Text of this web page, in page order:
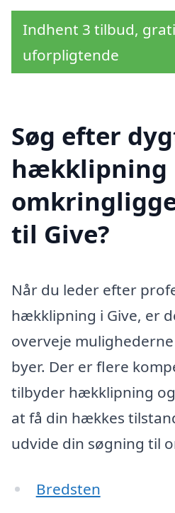
Indhent 3 tilbud,
uforpligtende
Søg efter
hækklipning
til Give?
Når du leder efter
hækklipning i Give, er
overveje
byer. Der er flere
tilbyder hækklipning
at få din hækkes
udvide din søgning til
Bredsten